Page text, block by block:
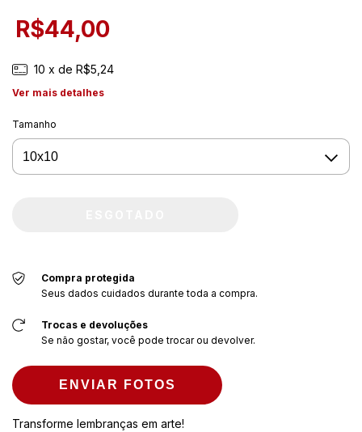
R$44,00
10 x de R$5,24
Ver mais detalhes
Tamanho
Compra protegida
Seus dados cuidados durante toda a compra.
Trocas e devoluções
Se não gostar, você pode trocar ou devolver.
ENVIAR FOTOS
Transforme lembranças em arte!